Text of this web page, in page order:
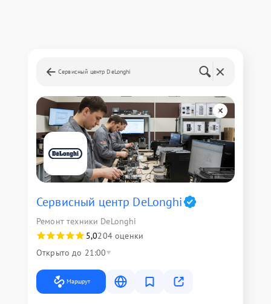
Сервисный центр DeLonghi
Сервисный центр DeLonghi
Ремонт техники DeLonghi
5,0204 оценки
Открыто до 21:00
Маршрут